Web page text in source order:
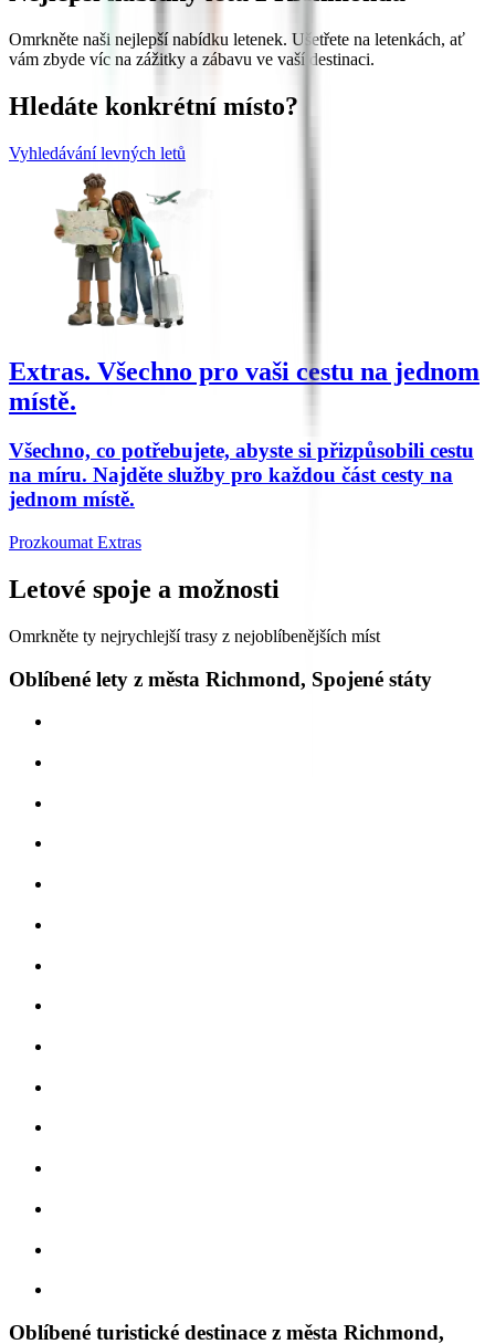
Omrkněte naši nejlepší nabídku letenek. Ušetřete na letenkách, ať
vám zbyde víc na zážitky a zábavu ve vaší destinaci.
Hledáte konkrétní místo?
Vyhledávání levných letů
Extras. Všechno pro vaši cestu na jednom
místě.
Všechno, co potřebujete, abyste si přizpůsobili cestu
na míru. Najděte služby pro každou část cesty na
jednom místě.
Prozkoumat Extras
Letové spoje a možnosti
Omrkněte ty nejrychlejší trasy z nejoblíbenějších míst
Oblíbené lety z města Richmond, Spojené státy
Oblíbené turistické destinace z města Richmond,